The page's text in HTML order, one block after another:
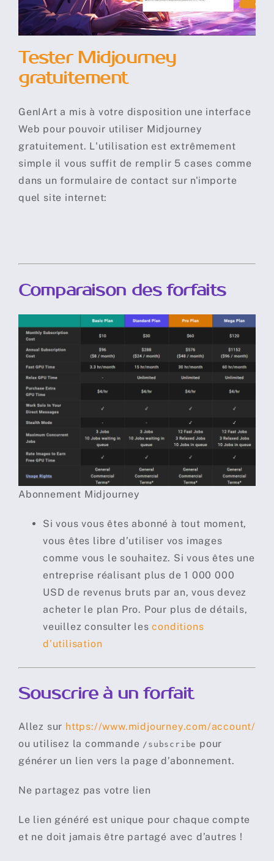
Tester Midjourney
gratuitement
GenIArt a mis à votre disposition une interface
Web pour pouvoir utiliser Midjourney
gratuitement. L'utilisation est extrêmement
simple il vous suffit de remplir 5 cases comme
dans un formulaire de contact sur n'importe
quel site internet:
Comparaison des forfaits
Abonnement Midjourney
Si vous vous êtes abonné à tout moment,
vous êtes libre d’utiliser vos images
comme vous le souhaitez. Si vous êtes une
entreprise réalisant plus de 1 000 000
USD de revenus bruts par an, vous devez
acheter le plan Pro. Pour plus de détails,
veuillez consulter lesconditions
d’utilisation
Souscrire à un forfait
Allez sur https://www.midjourney.com/account/
ou utilisez la commande /subscribe pour
générer un lien vers la page d’abonnement.
Ne partagez pas votre lien
Le lien généré est unique pour chaque compte
et ne doit jamais être partagé avec d’autres !